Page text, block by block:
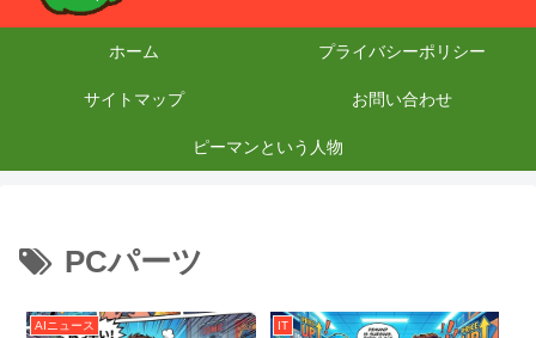
ホーム プライバシーポリシー
サイトマップ お問い合わせ
ピーマンという人物
PCパーツ
AIニュース IT